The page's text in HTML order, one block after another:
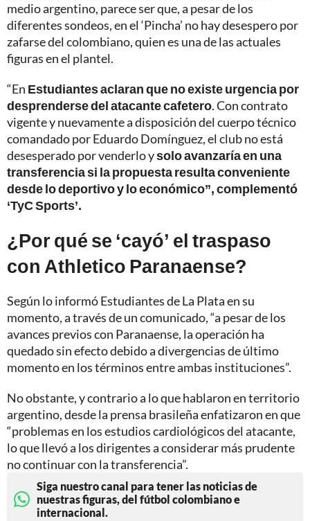
medio argentino, parece ser que, a pesar de los
diferentes sondeos, en el ‘Pincha’ no hay desespero por
zafarse del colombiano, quien es una de las actuales
figuras en el plantel.
“En Estudiantes aclaran que no existe urgencia por
desprenderse del atacante cafetero. Con contrato
vigente y nuevamente a disposición del cuerpo técnico
comandado por Eduardo Domínguez, el club no está
desesperado por venderlo ysolo avanzaría en una
transferencia si la propuesta resulta conveniente
desde lo deportivo y lo económico”, complementó
‘TyC Sports’.
¿Por qué se ‘cayó’ el traspaso
con Athletico Paranaense?
Según lo informó Estudiantes de La Plata en su
momento, a través de un comunicado, “a pesar de los
avances previos con Paranaense, la operación ha
quedado sin efecto debido a divergencias de último
momento en los términos entre ambas instituciones”.
No obstante, y contrario a lo que hablaron en territorio
argentino, desde la prensa brasileña enfatizaron en que
“problemas en los estudios cardiológicos del atacante,
lo que llevó a los dirigentes a considerar más prudente
no continuar con la transferencia”.
Siga nuestro canal para tener las noticias de
nuestras figuras, del fútbol colombiano e
internacional.